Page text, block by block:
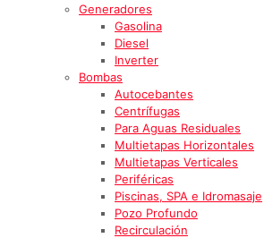
Generadores
Gasolina
Diesel
Inverter
Bombas
Autocebantes
Centrífugas
Para Aguas Residuales
Multietapas Horizontales
Multietapas Verticales
Periféricas
Piscinas, SPA e Idromasaje
Pozo Profundo
Recirculación